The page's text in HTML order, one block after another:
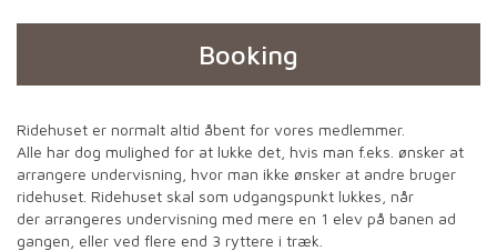
Booking
Ridehuset er normalt altid åbent for vores medlemmer.
Alle har dog mulighed for at lukke det, hvis man f.eks. ønsker at
arrangere undervisning, hvor man ikke ønsker at andre bruger
ridehuset. Ridehuset skal som udgangspunkt lukkes, når
der arrangeres undervisning med mere en 1 elev på banen ad
gangen, eller ved flere end 3 ryttere i træk.